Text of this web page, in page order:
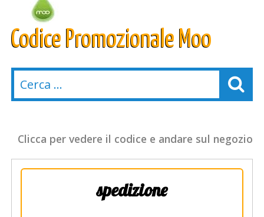
Codice Promozionale Moo
Clicca per vedere il codice e andare sul negozio
spedizione